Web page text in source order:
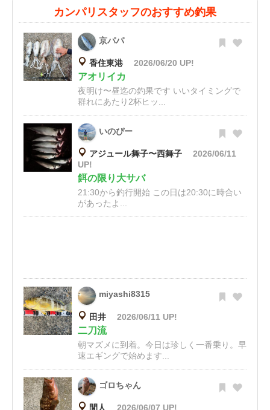
カンパリスタッフのおすすめ釣果
京パパ
香住東港 2026/06/20 UP!
アオリイカ
夜明け〜昼迄の釣果です いいタイミングで
群れにあたり2杯ヒッ...
いのぴー
アジュール舞子〜西舞子
2026/06/11
UP!
餌の限り大サバ
21:30から釣行開始 この日は20:30に時合い
があったよ...
miyashi8315
田井 2026/06/11 UP!
二刀流
朝マズメに到着。今日は珍しく一番乗り。早
速エギングで始めます...
ゴロちゃん
間人 2026/06/07 UP!